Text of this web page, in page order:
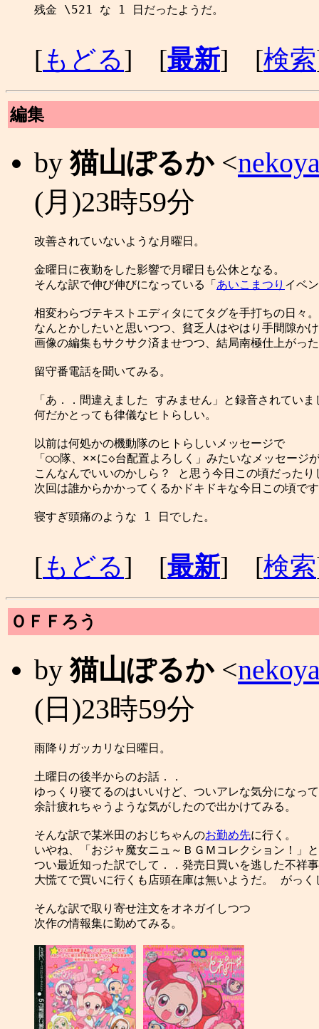
残金 \521 な 1 日だったようだ。
[もどる] [最新] [検索
編集
by猫山ぽるか <
(月)23時59分
改善されていないような月曜日。
金曜日に夜勤をした影響で月曜日も公休となる。
そんな訳で伸び伸びになっている「 あいこまつり イベ
相変わらづテキストエディタにてタグを手打ちの日々
なんとかしたいと思いつつ、貧乏人はやはり手間隙か
画像の編集もサクサク済ませつつ、結局南極仕上がっ
留守番電話を聞いてみる。
「あ．．間違えました すみません」と録音されていま
何だかとっても律儀なヒトらしい。
以前は何処かの機動隊のヒトらしいメッセージで
「○○隊、××に◇台配置よろしく」みたいなメッセージ
こんなんでいいのかしら？ と思う今日この頃だったり
次回は誰からかかってくるかドキドキな今日この頃で
寝すぎ頭痛のような 1 日でした。
[もどる] [最新] [検索
ＯＦＦろう
by猫山ぽるか <
(日)23時59分
雨降りガッカリな日曜日。
土曜日の後半からのお話．．
ゆっくり寝てるのはいいけど、ついアレな気分になって
余計疲れちゃうような気がしたので出かけてみる。
そんな訳で某米田のおじちゃんのお勤め先に行く。
いやね、「おジャ魔女ニュ～ＢＧＭコレクション！」
つい最近知った訳でして．．発売日買いを逃した不祥
大慌てで買いに行くも店頭在庫は無いようだ。 がっく
そんな訳で取り寄せ注文をオネガイしつつ
次作の情報集に勤めてみる。